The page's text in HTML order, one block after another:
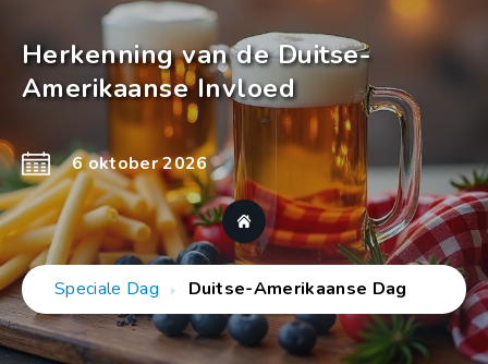
Herkenning van de Duitse-
Amerikaanse Invloed
6 oktober 2026
Speciale Dag Duitse-Amerikaanse Dag